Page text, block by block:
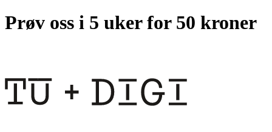
Prøv oss i 5 uker for 50 kroner